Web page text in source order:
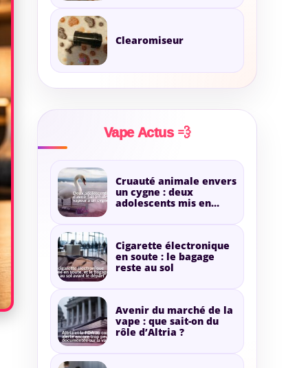
Clearomiseur
Vape Actus 💨
Cruauté animale envers
un cygne : deux
adolescents mis en
Cigarette électronique
en soute : le bagage
reste au sol
Avenir du marché de la
vape : que sait-on du
rôle d’Altria ?